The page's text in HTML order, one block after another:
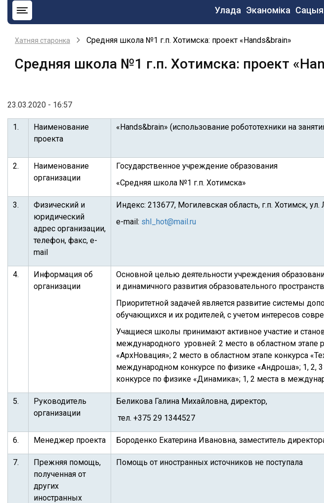
Основная
навигация
Улада Эканоміка
Хатняя старонка Средняя школа №1 г.п. Хотимска: проект «Hands&brain»
Средняя школа №1 г.п. Хотимска: проект
23.03.2020 - 16:57
1.
Наименование
проекта
«Hands&brain» (использование робототехники на
2.
Наименование
организации
Государственное учреждение образования
«Средняя школа №1 г.п. Хотимска»
3.
Физический и
юридический
адрес организации,
телефон, факс, e-
mail
Индекс: 213677, Могилевская область, г.п. Хотимск,
e-mail: shl_hot@mail.ru
4.
Информация об
организации
Основной целью деятельности учреждения
и динамичного развития образовательного
Приоритетной задачей является развитие системы
обучающихся и их родителей, с учетом интересов
Учащиеся школы принимают активное участие и
международного уровней: 2 место в областном этапе
«АрхНовация»; 2 место в областном этапе конкурса
международном конкурсе по физике «Андроша»; 1, 2,
конкурсе по физике «Динамика»; 1, 2 места в
5.
Руководитель
организации
Беликова Галина Михайловна, директор,
тел. +375 29 1344527
6. Менеджер проекта Бороденко Екатерина Ивановна, заместитель
7.
Прежняя помощь,
полученная от
других
иностранных
Помощь от иностранных источников не поступала